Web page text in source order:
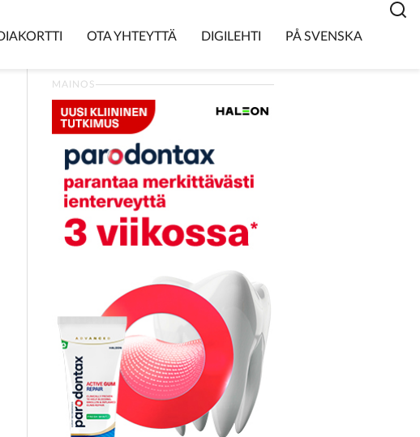
OTA YHTEYTTÄ DIGILEHTI PÅ SVENSKA
MAINOS